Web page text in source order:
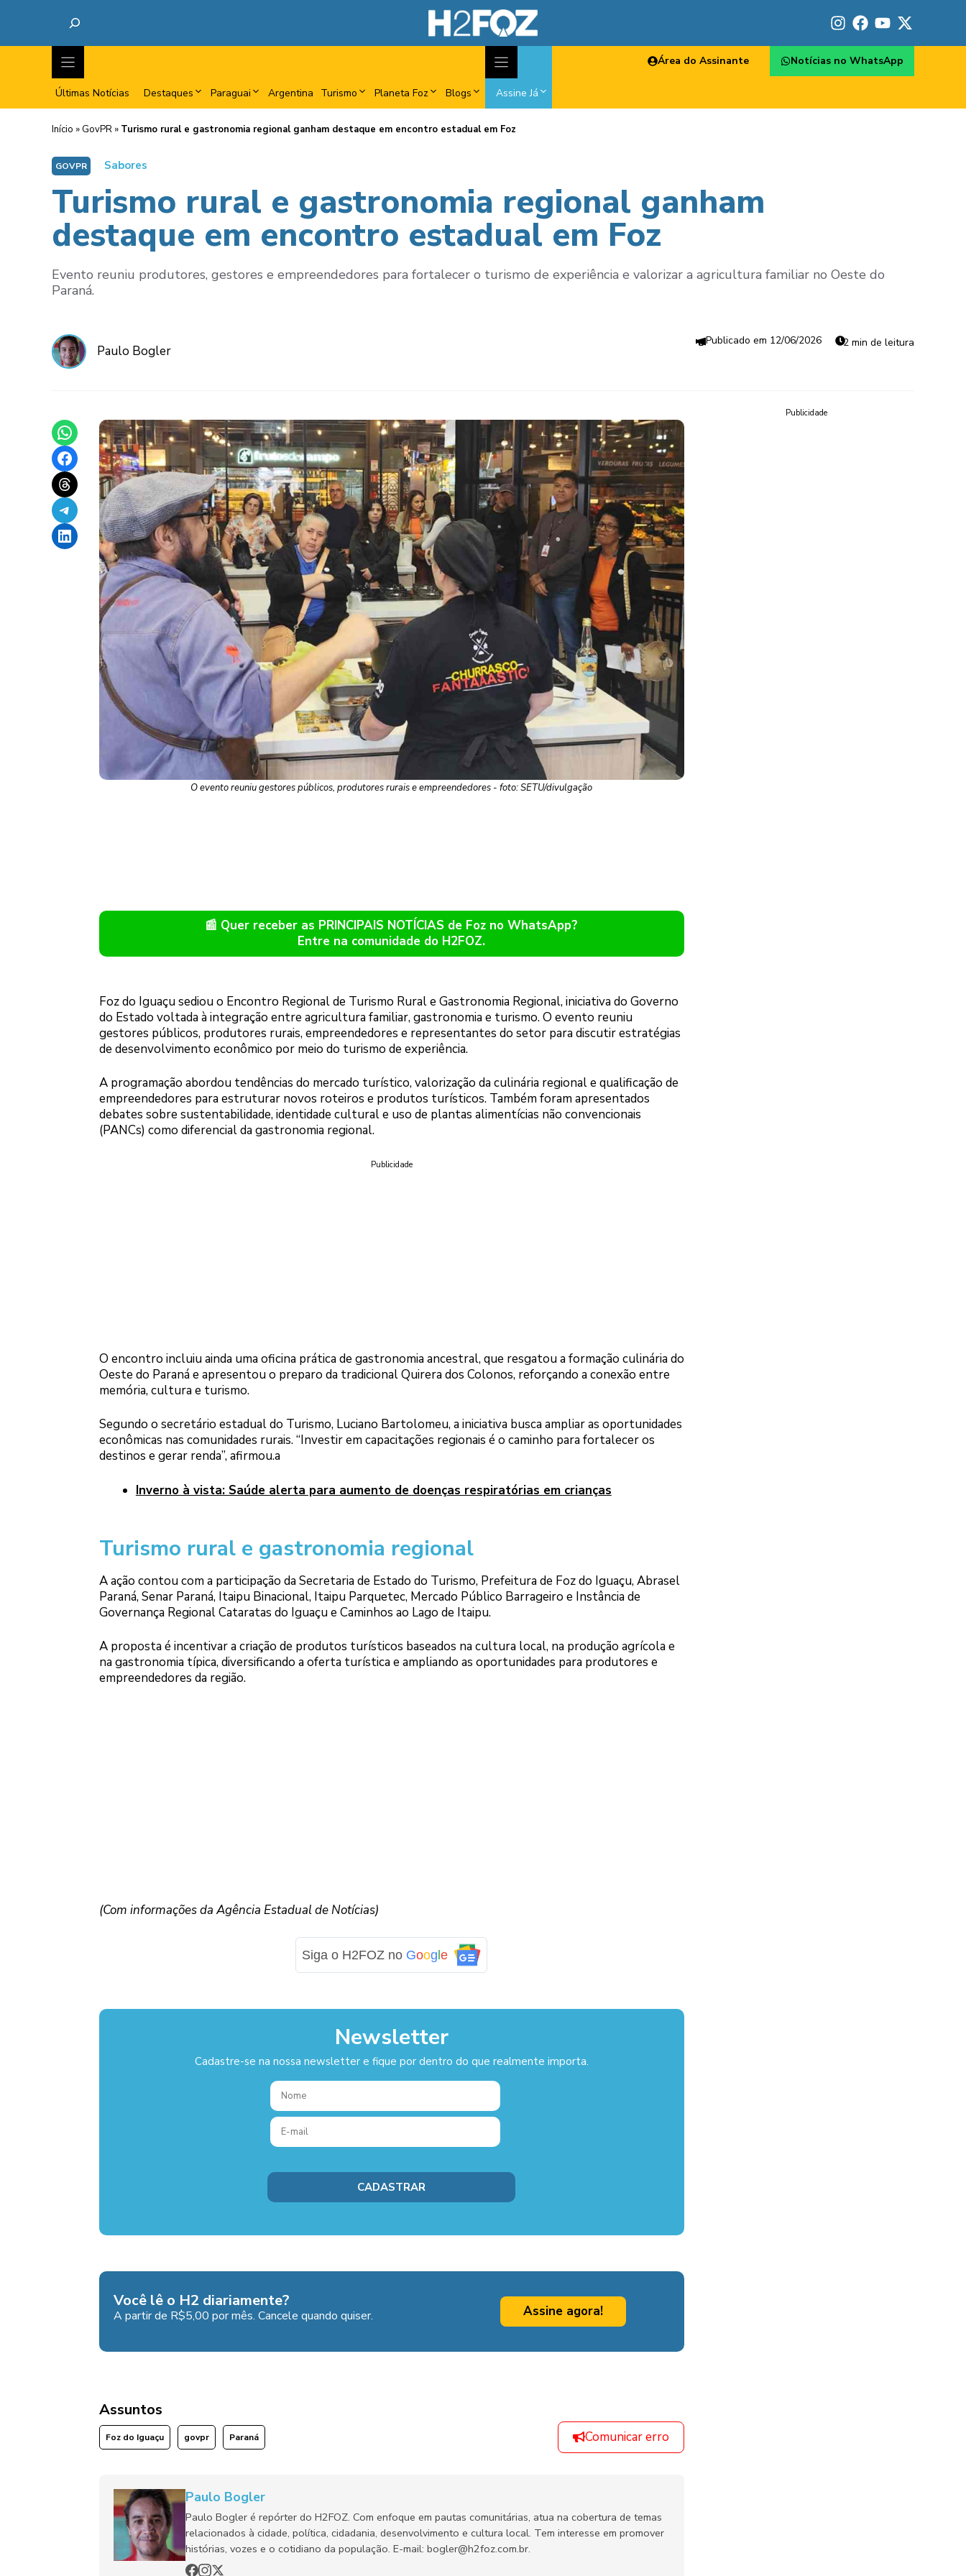
Últimas Notícias Destaques Paraguai Argentina Turismo Planeta Foz Blogs Assine Já
Área do Assinante Notícias no WhatsApp
Início » GovPR » Turismo rural e gastronomia regional ganham destaque em encontro estadual em Foz
GOVPR Sabores
Turismo rural e gastronomia regional ganham
destaque em encontro estadual em Foz
Evento reuniu produtores, gestores e empreendedores para fortalecer o turismo de experiência e valorizar a agricultura familiar no Oeste do
Paraná.
Paulo Bogler
12/06/2026 2 min de leitura
Share on WhatsApp
Share on Facebook
Share on Threads
Share on Telegram
Share on LinkedIn
O evento reuniu gestores públicos, produtores rurais e empreendedores - foto: SETU/divulgação
📰 Quer receber as PRINCIPAIS NOTÍCIAS de Foz no WhatsApp?
Entre na comunidade do H2FOZ.
Foz do Iguaçu sediou o Encontro Regional de Turismo Rural e Gastronomia Regional, iniciativa do Governo
do Estado voltada à integração entre agricultura familiar, gastronomia e turismo. O evento reuniu
gestores públicos, produtores rurais, empreendedores e representantes do setor para discutir estratégias
de desenvolvimento econômico por meio do turismo de experiência.
A programação abordou tendências do mercado turístico, valorização da culinária regional e qualificação de
empreendedores para estruturar novos roteiros e produtos turísticos. Também foram apresentados
debates sobre sustentabilidade, identidade cultural e uso de plantas alimentícias não convencionais
(PANCs) como diferencial da gastronomia regional.
Publicidade
O encontro incluiu ainda uma oficina prática de gastronomia ancestral, que resgatou a formação culinária do
Oeste do Paraná e apresentou o preparo da tradicional Quirera dos Colonos, reforçando a conexão entre
memória, cultura e turismo.
Segundo o secretário estadual do Turismo, Luciano Bartolomeu, a iniciativa busca ampliar as oportunidades
econômicas nas comunidades rurais. “Investir em capacitações regionais é o caminho para fortalecer os
destinos e gerar renda”, afirmou.a
Inverno à vista: Saúde alerta para aumento de doenças respiratórias em crianças
Turismo rural e gastronomia regional
A ação contou com a participação da Secretaria de Estado do Turismo, Prefeitura de Foz do Iguaçu, Abrasel
Paraná, Senar Paraná, Itaipu Binacional, Itaipu Parquetec, Mercado Público Barrageiro e Instância de
Governança Regional Cataratas do Iguaçu e Caminhos ao Lago de Itaipu.
A proposta é incentivar a criação de produtos turísticos baseados na cultura local, na produção agrícola e
na gastronomia típica, diversificando a oferta turística e ampliando as oportunidades para produtores e
empreendedores da região.
(Com informações da Agência Estadual de Notícias)
Siga o H2FOZ no Google
Newsletter
Cadastre-se na nossa newsletter e fique por dentro do que realmente importa.
Você lê o H2 diariamente?
A partir de R$5,00 por mês. Cancele quando quiser. Assine agora!
Assuntos
Foz do Iguaçu govpr Paraná Comunicar erro
Paulo Bogler
Paulo Bogler é repórter do H2FOZ. Com enfoque em pautas comunitárias, atua na cobertura de temas
relacionados à cidade, política, cidadania, desenvolvimento e cultura local. Tem interesse em promover
histórias, vozes e o cotidiano da população. E-mail: bogler@h2foz.com.br.
Publicidade